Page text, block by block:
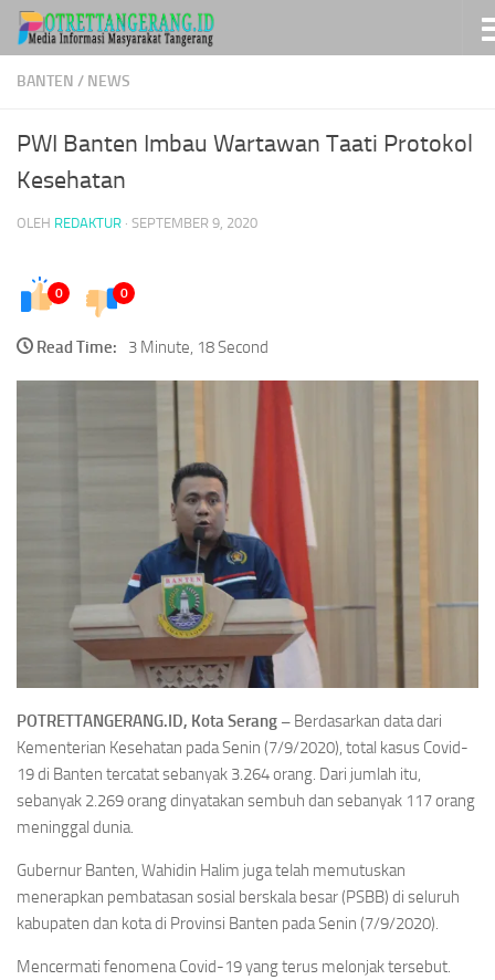
Skip to content
BANTEN / NEWS
PWI Banten Imbau Wartawan Taati Protokol
Kesehatan
OLEH REDAKTUR · SEPTEMBER 9, 2020
0 0
Read Time: 3 Minute, 18 Second
POTRETTANGERANG.ID, Kota Serang – Berdasarkan data dari
Kementerian Kesehatan pada Senin (7/9/2020), total kasus Covid-
19 di Banten tercatat sebanyak 3.264 orang. Dari jumlah itu,
sebanyak 2.269 orang dinyatakan sembuh dan sebanyak 117 orang
meninggal dunia.
Gubernur Banten, Wahidin Halim juga telah memutuskan
menerapkan pembatasan sosial berskala besar (PSBB) di seluruh
kabupaten dan kota di Provinsi Banten pada Senin (7/9/2020).
Mencermati fenomena Covid-19 yang terus melonjak tersebut.